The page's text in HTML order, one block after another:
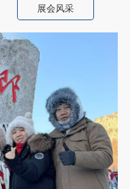
展会风采
哈尔滨团建